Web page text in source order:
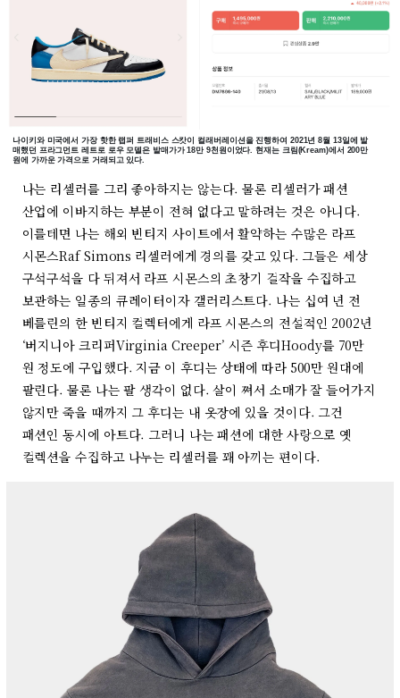
나이키와 미국에서 가장 핫한 랩퍼 트래비스 스캇이 컬래버레이션을 진행하여 2021년 8월 13일에 발
매했던 프라그먼트 레트로 로우 모델은 발매가가 18만 9천원이었다. 현재는 크림(Kream)에서 200만
원에 가까운 가격으로 거래되고 있다.
나는 리셀러를 그리 좋아하지는 않는다. 물론 리셀러가 패션
산업에 이바지하는 부분이 전혀 없다고 말하려는 것은 아니다.
이를테면 나는 해외 빈티지 사이트에서 활약하는 수많은 라프
시몬스Raf Simons 리셀러에게 경의를 갖고 있다. 그들은 세상
구석구석을 다 뒤져서 라프 시몬스의 초창기 걸작을 수집하고
보관하는 일종의 큐레이터이자 갤러리스트다. 나는 십여 년 전
베를린의 한 빈티지 컬렉터에게 라프 시몬스의 전설적인 2002년
‘버지니아 크리퍼Virginia Creeper’ 시즌 후디Hoody를 70만
원 정도에 구입했다. 지금 이 후디는 상태에 따라 500만 원대에
팔린다. 물론 나는 팔 생각이 없다. 살이 쪄서 소매가 잘 들어가지
않지만 죽을 때까지 그 후디는 내 옷장에 있을 것이다. 그건
패션인 동시에 아트다. 그러니 나는 패션에 대한 사랑으로 옛
컬렉션을 수집하고 나누는 리셀러를 꽤 아끼는 편이다.